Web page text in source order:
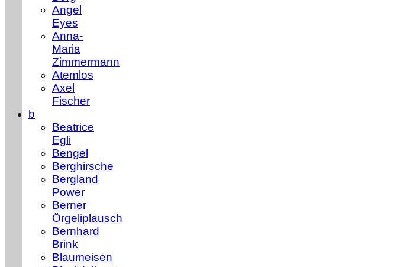
Angel
Eyes
Anna-
Maria
Zimmermann
Atemlos
Axel
Fischer
b
Beatrice
Egli
Bengel
Berghirsche
Bergland
Power
Berner
Örgeliplausch
Bernhard
Brink
Blaumeisen